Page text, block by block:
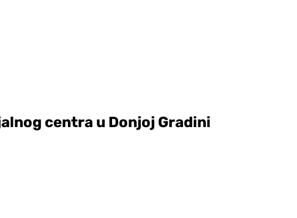
centra u Donjoj Gradini